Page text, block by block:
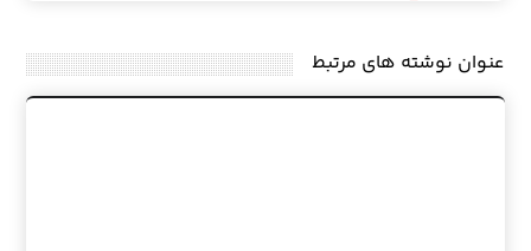
عنوان ‫نوشته های مرتبط